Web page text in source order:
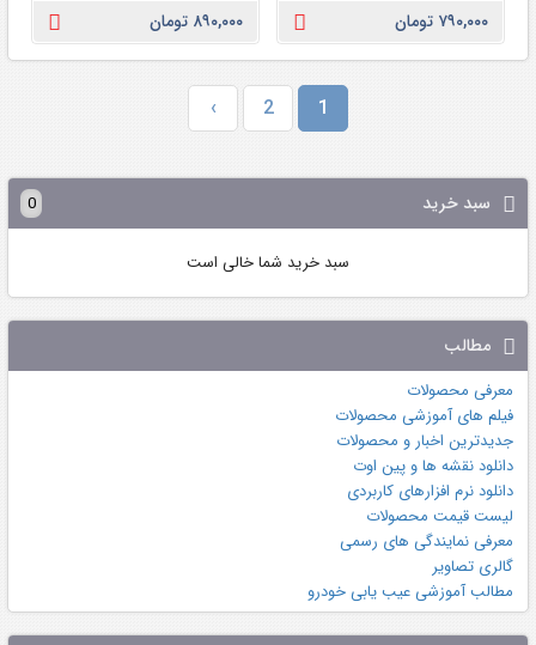
سبد خرید 0
سبد خرید شما خالی است
مطالب
معرفی محصولات
فیلم های آموزشی محصولات
جدیدترین اخبار و محصولات
دانلود نقشه ها و پین اوت
دانلود نرم افزارهای کاربردی
لیست قیمت محصولات
معرفی نمایندگی های رسمی
گالری تصاویر
مطالب آموزشی عیب یابی خودرو
۷۹۰,۰۰۰ تومان ۸۹۰,۰۰۰ تومان
1
2
›